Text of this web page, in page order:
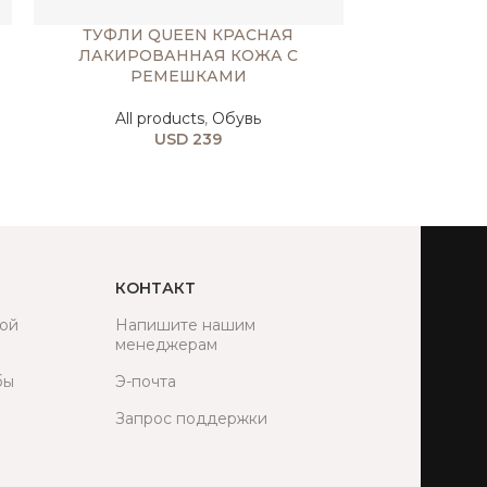
ТУФЛИ QUEEN КРАСНАЯ
ЛАКИРОВАННАЯ КОЖА С
РЕМЕШКАМИ
All products, Обувь
USD 239
КОНТАКТ
Напишите нашим
менеджерам
Э-почта
Запрос поддержки